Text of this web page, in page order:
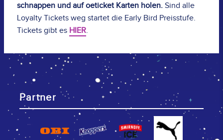
schnappen und auf oeticket Karten holen. Sind alle
Loyalty Tickets weg startet die Early Bird Preisstufe.
Tickets gibt es HIER.
Partner